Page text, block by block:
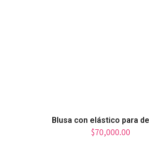
Blusa con elástico para
$70,000.00